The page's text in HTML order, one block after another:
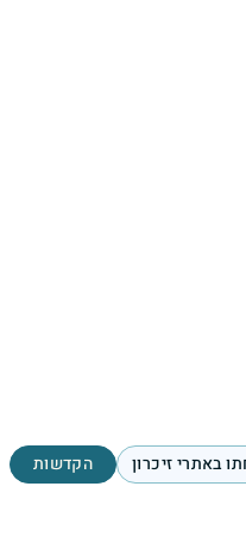
באתרי זיכרון הקדשות